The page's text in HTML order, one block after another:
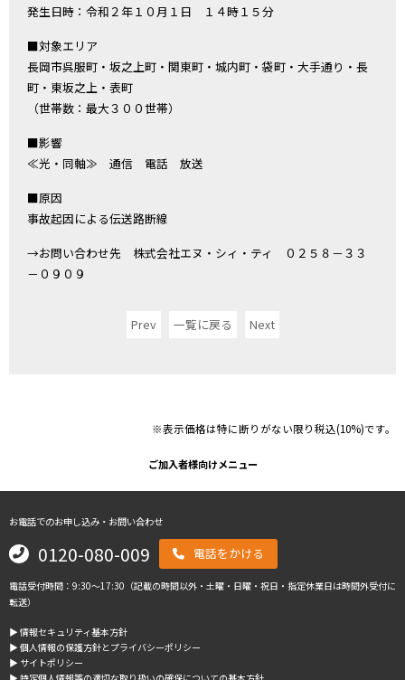
発生日時：令和２年１０月１日 １４時１５分
■対象エリア
長岡市呉服町・坂之上町・関東町・城内町・袋町・大手通り・長
町・東坂之上・表町
（世帯数：最大３００世帯）
■影響
≪光・同軸≫ 通信 電話 放送
■原因
事故起因による伝送路断線
→お問い合わせ先 株式会社エヌ・シィ・ティ ０２５８－３３
－０９０９
Prev 一覧に戻る Next
※表示価格は特に断りがない限り税込(10%)です。
ご加入者様向けメニュー
お電話でのお申し込み・お問い合わせ
0120-080-009 電話をかける
電話受付時間：9:30～17:30（記載の時間以外・土曜・日曜・祝日・指定休業日は時間外受付に
転送）
▶︎ 情報セキュリティ基本方針
▶︎ 個人情報の保護方針とプライバシーポリシー
▶︎ サイトポリシー